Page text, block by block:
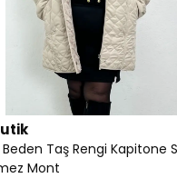
Taş Rengi Kapitone
Mont